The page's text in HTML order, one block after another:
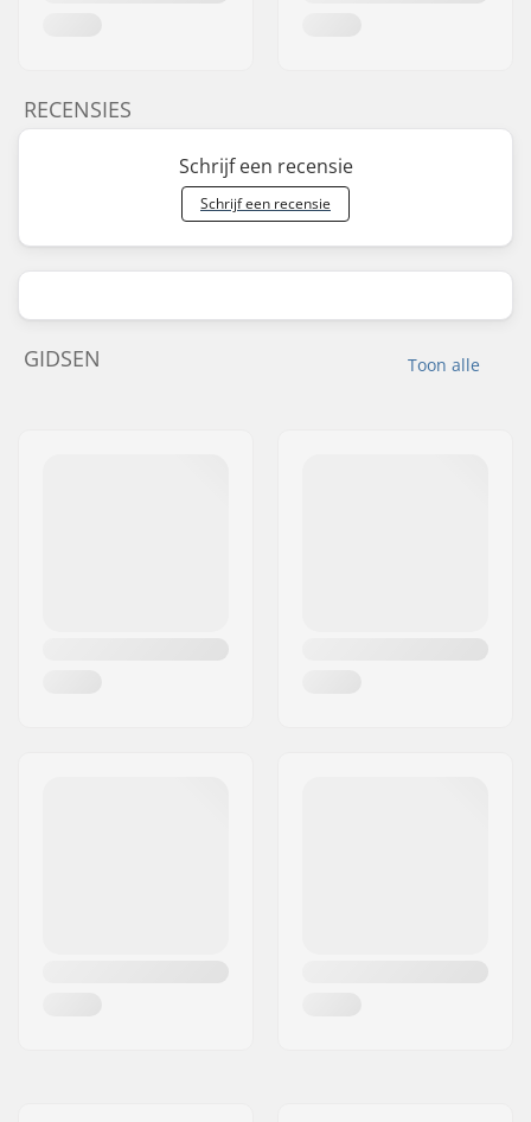
RECENSIES
Schrijf een recensie
Schrijf een recensie
Toon alle
GIDSEN